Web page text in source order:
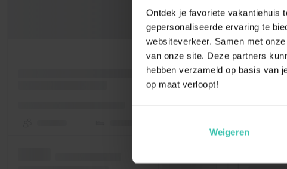
Ontdek je favoriete vakantiehuis
gepersonaliseerde ervaring te
websiteverkeer. Samen met
van onze site. Deze partners
hebben verzameld op basis van
op maat verloopt!
Weigeren